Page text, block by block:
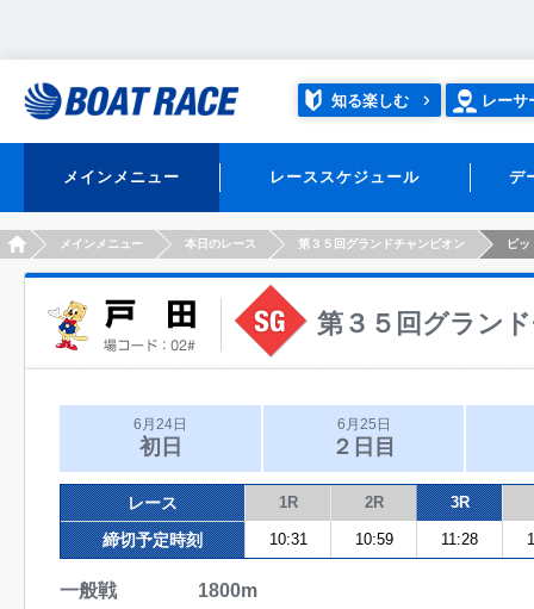
知る楽しむ レーサ
メインメニュー レーススケジュール デ
HOMEメインメニュー 本日のレース 第３５回グランドチャンピオン ピ
第３５回グラン
6月24日
初日
6月25日
２日目
レース 1R 2R 3R
締切予定時刻 10:31 10:59 11:28
一般戦 1800m